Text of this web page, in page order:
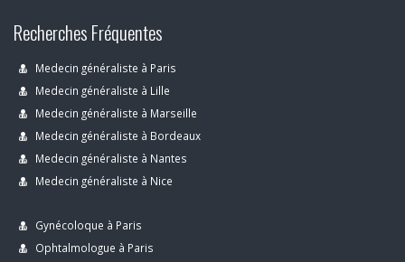
Recherches Fréquentes
Medecin généraliste à Paris
Medecin généraliste à Lille
Medecin généraliste à Marseille
Medecin généraliste à Bordeaux
Medecin généraliste à Nantes
Medecin généraliste à Nice
Gynécoloque à Paris
Ophtalmologue à Paris